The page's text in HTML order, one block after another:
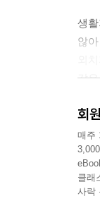
생
않
같
여
다
분
저
회
매주
클래
사락